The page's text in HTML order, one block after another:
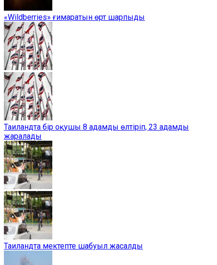
«Wildberries» ғимаратын өрт шарпыды
Таиландта бір оқушы 8 адамды өлтіріп, 23 адамды
жаралады
Таиландта мектепте шабуыл жасалды